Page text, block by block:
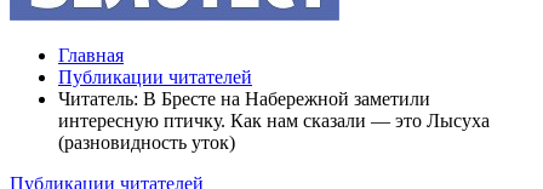
Главная
Публикации читателей
Читатель: В Бресте на Набережной заметили
интересную птичку. Как нам сказали — это Лысуха
(разновидность уток)
Публикации читателей